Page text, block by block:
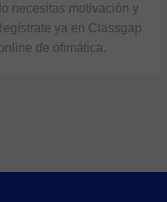
necesitas motivación y
ya en Classgap
de ofimática.